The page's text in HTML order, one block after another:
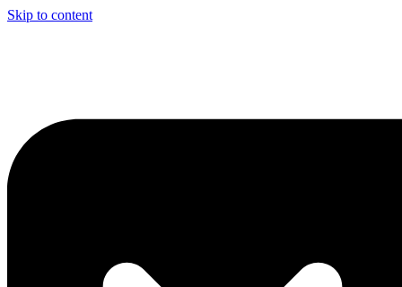
Skip to content